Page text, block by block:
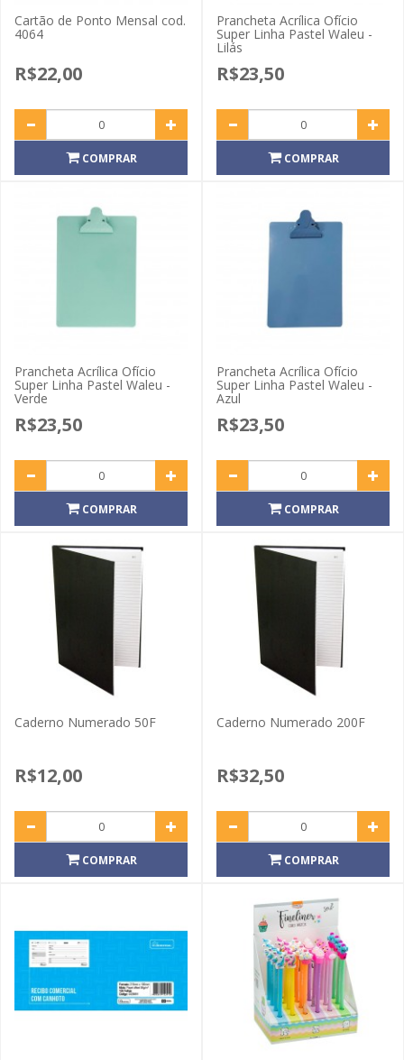
Cartão de Ponto Mensal cod.
4064
R$22,00
COMPRAR
Prancheta Acrílica Ofício
Super Linha Pastel Waleu -
Lilás
R$23,50
COMPRAR
Prancheta Acrílica Ofício
Super Linha Pastel Waleu -
Verde
R$23,50
COMPRAR
Prancheta Acrílica Ofício
Super Linha Pastel Waleu -
Azul
R$23,50
COMPRAR
Caderno Numerado 50F
R$12,00
COMPRAR
Caderno Numerado 200F
R$32,50
COMPRAR